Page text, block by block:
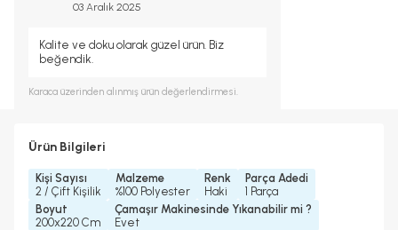
03 Aralık 2025
Kalite ve doku olarak güzel ürün. Biz
beğendik.
Karaca üzerinden alınmış ürün değerlendirmesi.
Ürün Bilgileri
Kişi Sayısı
2 / Çift Kişilik
Malzeme
%100 Polyester
Renk
Haki
Parça Adedi
1 Parça
Boyut
200x220 Cm
Çamaşır Makinesinde Yıkanabilir mi ?
Evet